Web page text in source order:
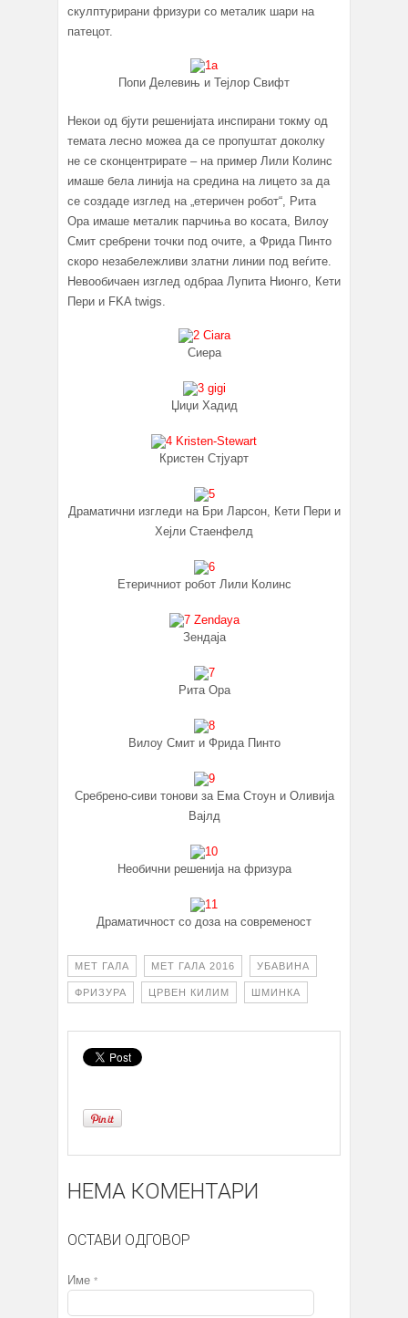
скулптурирани фризури со металик шари на
патецот.
Попи Делевињ и Тејлор Свифт
Некои од бјути решенијата инспирани токму од
темата лесно можеа да се пропуштат доколку
не се сконцентрирате – на пример Лили Колинс
имаше бела линија на средина на лицето за да
се создаде изглед на „етеричен робот“, Рита
Ора имаше металик парчиња во косата, Вилоу
Смит сребрени точки под очите, а Фрида Пинто
скоро незабележливи златни линии под веѓите.
Невообичаен изглед одбраа Лупита Нионго, Кети
Пери и FKA twigs.
Сиера
Џиџи Хадид
Кристен Стјуарт
Драматични изгледи на Бри Ларсон, Кети Пери и
Хејли Стаенфелд
Етеричниот робот Лили Колинс
Зендаја
Рита Ора
Вилоу Смит и Фрида Пинто
Сребрено-сиви тонови за Ема Стоун и Оливија
Вајлд
Необични решенија на фризура
Драматичност со доза на современост
МЕТ ГАЛА МЕТ ГАЛА 2016 УБАВИНА
ФРИЗУРА ЦРВЕН КИЛИМ ШМИНКА
НЕМА КОМЕНТАРИ
ОСТАВИ ОДГОВОР
Име *